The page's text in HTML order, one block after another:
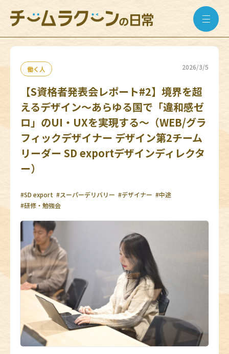
働く人 2026/3/5
【S資格者発表会レポート#2】境界を超
えるデザイン～あらゆる国で「違和感ゼ
ロ」のUI・UXを実現する～（WEB/グラ
フィックデザイナー デザイン第2チーム
リーダー SD exportデザインディレクタ
ー）
#SD export #スーパーデリバリー #デザイナー #中途
#研修・勉強会